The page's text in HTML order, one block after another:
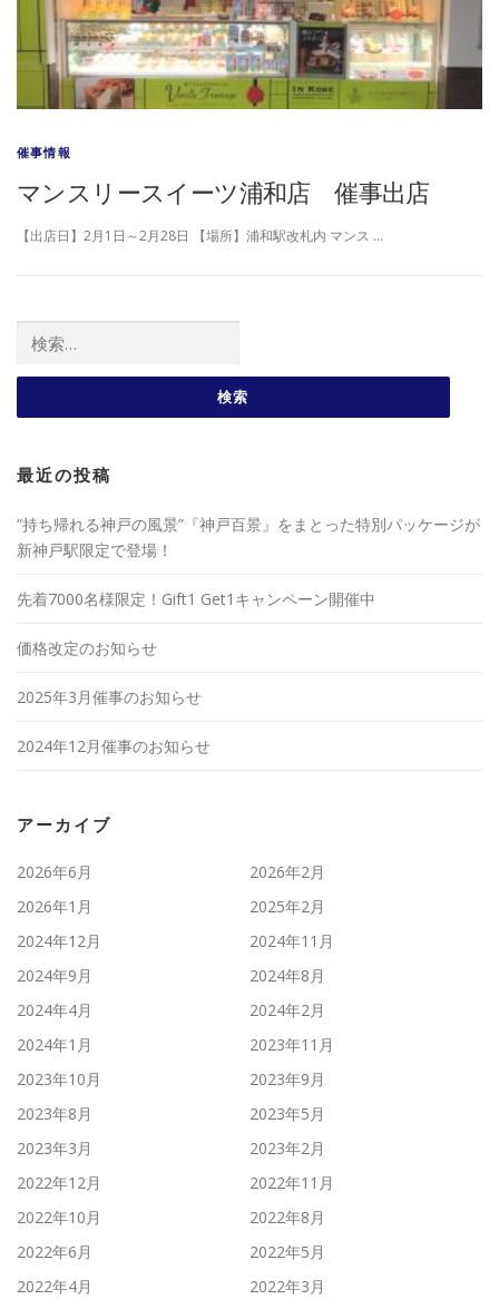
催事情報
マンスリースイーツ浦和店 催事出店
【出店日】2月1日～2月28日 【場所】浦和駅改札内 マンス …
最近の投稿
“持ち帰れる神戸の風景”『神戸百景』をまとった特別パッケージが
新神戸駅限定で登場！
先着7000名様限定！Gift1 Get1キャンペーン開催中
価格改定のお知らせ
2025年3月催事のお知らせ
2024年12月催事のお知らせ
アーカイブ
2026年6月
2026年2月
2026年1月
2025年2月
2024年12月
2024年11月
2024年9月
2024年8月
2024年4月
2024年2月
2024年1月
2023年11月
2023年10月
2023年9月
2023年8月
2023年5月
2023年3月
2023年2月
2022年12月
2022年11月
2022年10月
2022年8月
2022年6月
2022年5月
2022年4月
2022年3月